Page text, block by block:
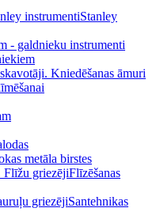
Stanley
metāla birstes
Flīzēšanas
Santehnikas